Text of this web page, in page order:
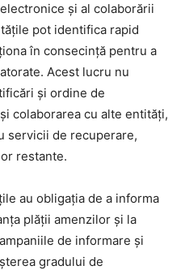
și al colaborării
pot identifica rapid
în consecință pentru a
Acest lucru nu
și ordine de
colaborarea cu alte entități,
servicii de recuperare,
restante.
au obligația de a informa
plății amenzilor și la
de informare și
gradului de